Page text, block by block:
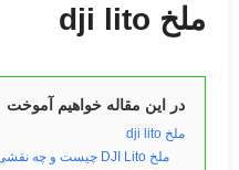
ملخ dji lito
در این مقاله خواهیم آموخت
ملخ dji lito
ملخ DJI Lito چیست و چه نقشی در عملکرد پهپاد دارد؟